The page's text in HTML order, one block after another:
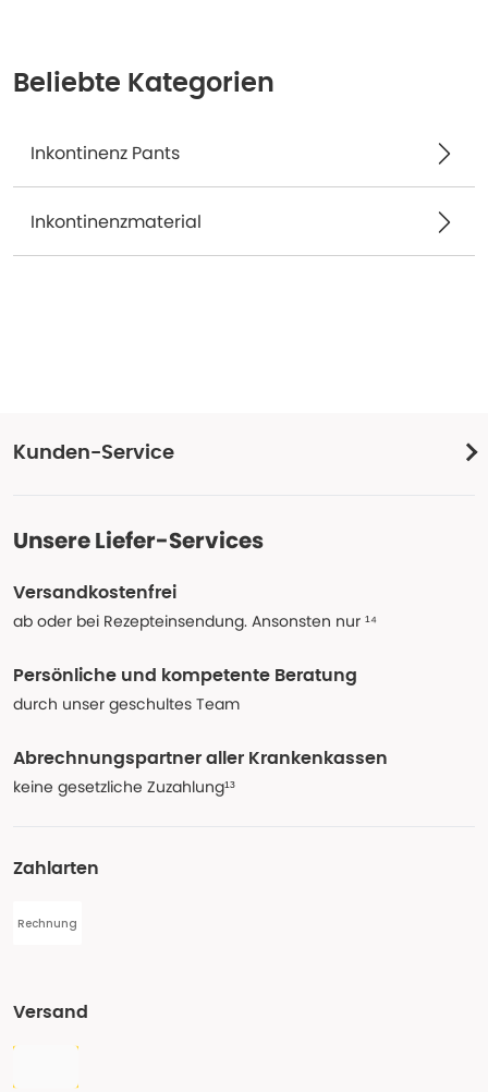
Beliebte Kategorien
Inkontinenz Pants
Inkontinenzmaterial
Kunden-Service
Unsere Liefer-Services
Versandkostenfrei
ab oder bei Rezepteinsendung. Ansonsten nur ¹⁴
Persönliche und kompetente Beratung
durch unser geschultes Team
Abrechnungspartner aller Krankenkassen
keine gesetzliche Zuzahlung¹³
Zahlarten
Rechnung
Versand